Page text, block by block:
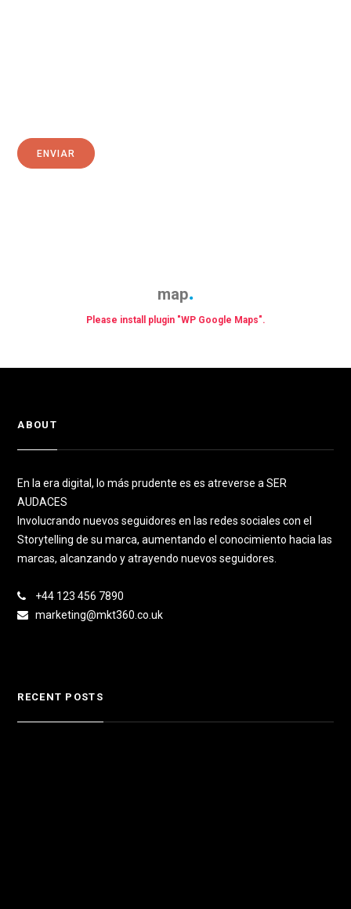
map
Please install plugin "WP Google Maps".
ABOUT
En la era digital, lo más prudente es es atreverse a SER
AUDACES
Involucrando nuevos seguidores en las redes sociales con el
Storytelling de su marca, aumentando el conocimiento hacia las
marcas, alcanzando y atrayendo nuevos seguidores.
+44 123 456 7890
marketing@mkt360.co.uk
RECENT POSTS